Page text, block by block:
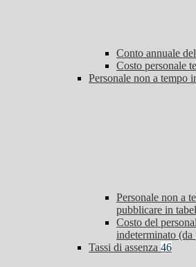
Conto annuale
Costo personale
Personale non a tempo
Personale non a
pubblicare in
Costo del
indeterminato
Tassi di assenza 46